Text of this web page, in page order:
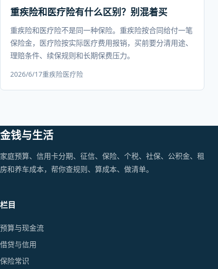
重疾险和医疗险有什么区别？别混着买
重疾险和医疗险不是同一种保险。重疾险按合同给付一笔
保险金，医疗险按实际医疗费用报销，买前要分清用途、
理赔条件、续保规则和长期保费压力。
2026/6/17重疾险医疗险
金钱与生活
家庭预算、信用卡分期、征信、保险、个税、社保、公积金、租
房和养车成本，帮你查规则、算成本、做清单。
栏目
预算与现金流
借贷与信用
保险常识